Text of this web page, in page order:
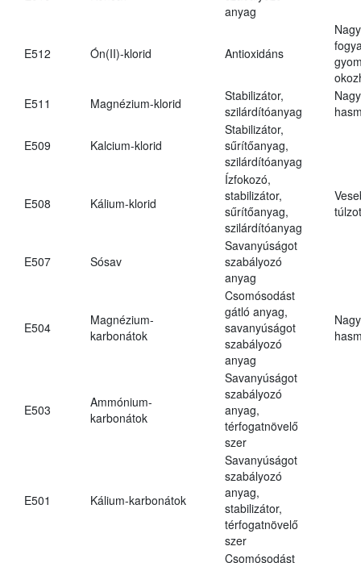
anyag
E512 Ón(II)-klorid Antioxidáns
E511
Magnézium-klorid
Stabilizátor,
szilárdítóanyag
E509 Kalcium-klorid
Stabilizátor,
sűrítőanyag,
szilárdítóanyag
E508 Kálium-klorid
Ízfokozó,
stabilizátor,
sűrítőanyag,
szilárdítóanyag
E507 Sósav
Savanyúságot
szabályozó
anyag
E504
Magnézium-
karbonátok
Csomósodást
gátló anyag,
savanyúságot
szabályozó
anyag
E503
Ammónium-
karbonátok
Savanyúságot
szabályozó
anyag,
térfogatnövelő
szer
E501 Kálium-karbonátok
Savanyúságot
szabályozó
anyag,
stabilizátor,
térfogatnövelő
szer
Csomósodást